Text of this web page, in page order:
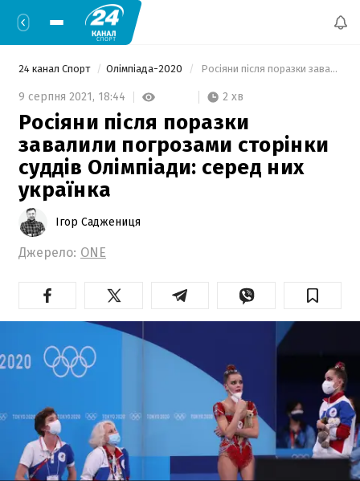
24 канал Спорт Олімпіада-2020 Росіяни після поразки завалили погрозами сторінки суддів Олімпіади: серед них українка
9 серпня 2021, 18:44 2 хв
Росіяни після поразки
завалили погрозами сторінки
суддів Олімпіади: серед них
українка
Ігор Саджениця
Джерело: ONE